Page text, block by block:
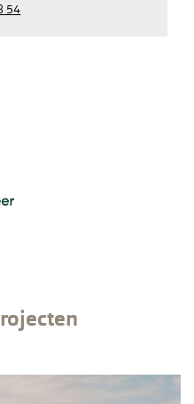
54